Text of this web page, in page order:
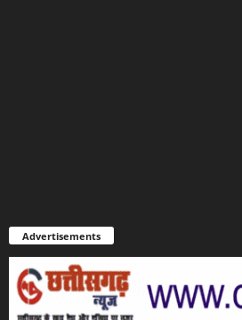
Advertisements